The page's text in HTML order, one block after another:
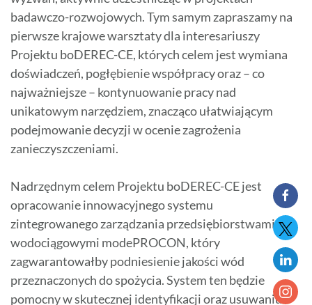
badawczo-rozwojowych. Tym samym zapraszamy na
pierwsze krajowe warsztaty dla interesariuszy
Projektu boDEREC-CE, których celem jest wymiana
doświadczeń, pogłębienie współpracy oraz – co
najważniejsze – kontynuowanie pracy nad
unikatowym narzędziem, znacząco ułatwiającym
podejmowanie decyzji w ocenie zagrożenia
zanieczyszczeniami.
Nadrzędnym celem Projektu boDEREC-CE jest
opracowanie innowacyjnego systemu
zintegrowanego zarządzania przedsiębiorstwami
wodociągowymi modePROCON, który
zagwarantowałby podniesienie jakości wód
przeznaczonych do spożycia. System ten będzie
pomocny w skutecznej identyfikacji oraz usuwaniu